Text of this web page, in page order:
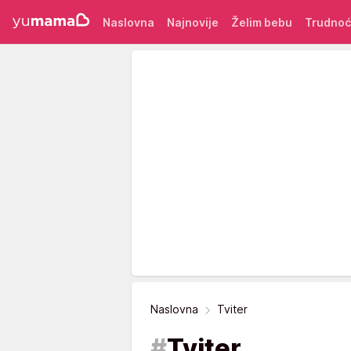
Naslovna Najnovije Želim bebu
Naslovna Tviter